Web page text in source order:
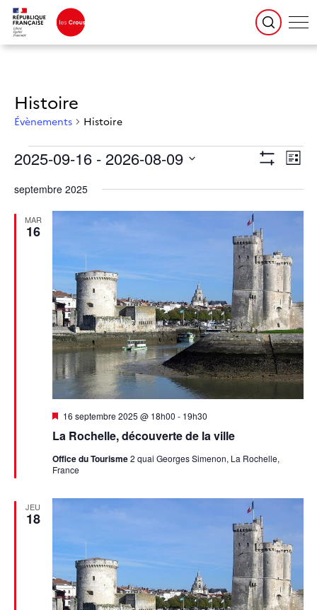
Histoire
Évènements Histoire
Évènements Navigation
par
consultations
Filtres
de
vues
Liste
2025-09-16 - 2026-08-09
date.
septembre 2025
MAR
16
La Rochelle, découverte de la ville
Mis
avant
16 septembre 2025 @ 18h00 - 19h30
Office du Tourisme2 quai Georges Simenon, La Rochelle,
France
JEU
18